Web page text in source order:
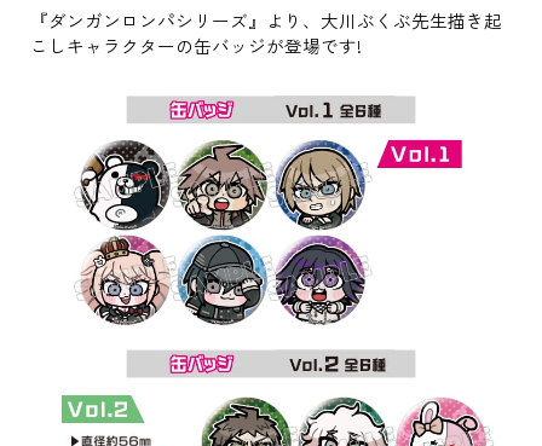
『ダンガンロンパシリーズ』より、大川ぶくぶ先生描き起
こしキャラクターの缶バッジが登場です!